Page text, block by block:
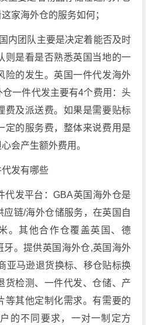
家海外仓的服务如何；
内团队主要是决定着能否及时
则是看是否熟悉英国当地的一
险的发生。英国一件代发海外
一件代发主要有4个费用：头
费及派送费。如果是需要贴标
定的服务费，整体来说费用是
会产生额外费用。
发有哪些
代发平台：GBA英国海外仓是
链/海外仓储服务，在英国自
。其他合作仓覆盖英国、德
牙。提供英国海外仓,英国海外
亚马逊退货换标、移仓贴标换
货检测、一件代发、仓储、产
等其他定制化需求。有需要的
的不同要求，一对一制定方